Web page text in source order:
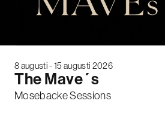
8 augusti - 15 augusti 2026
The Mave´s
Mosebacke Sessions